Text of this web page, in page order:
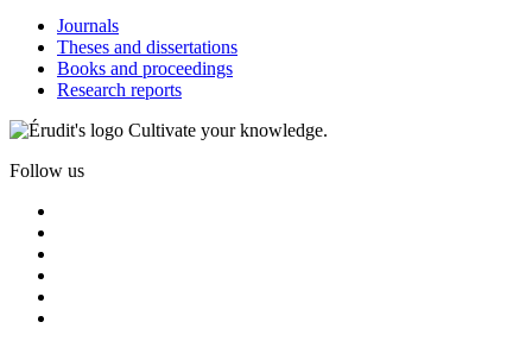
Journals
Theses and dissertations
Books and proceedings
Research reports
Cultivate your knowledge.
Follow us